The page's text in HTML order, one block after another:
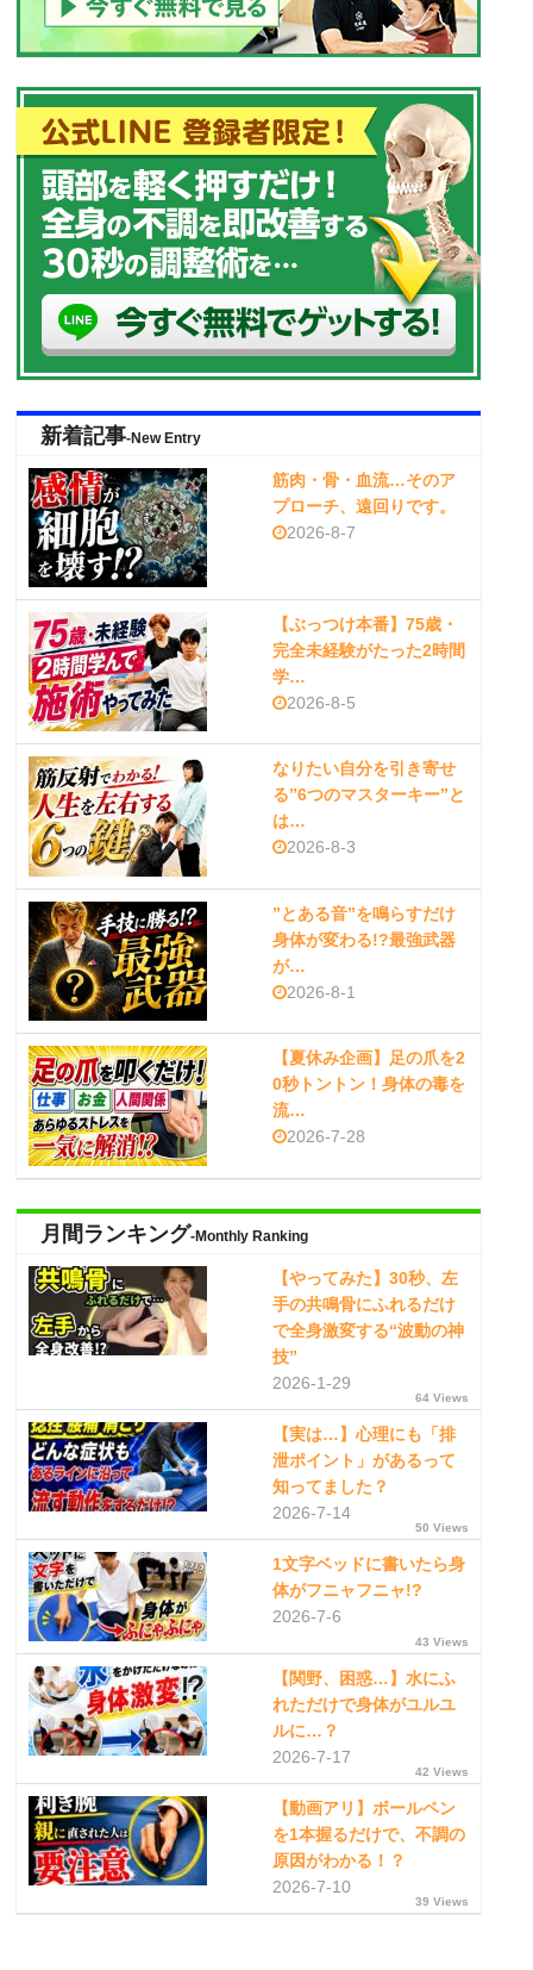
新着記事-New Entry
筋肉・骨・血流…そのア
プローチ、遠回りです。
2026-8-7
【ぶっつけ本番】75歳・
完全未経験がたった2時間
学…
2026-8-5
なりたい自分を引き寄せ
る”6つのマスターキー”と
は…
2026-8-3
”とある音”を鳴らすだけ
身体が変わる!?最強武器
が…
2026-8-1
【夏休み企画】足の爪を2
0秒トントン！身体の毒を
流…
2026-7-28
月間ランキング-Monthly Ranking
【やってみた】30秒、左
手の共鳴骨にふれるだけ
で全身激変する“波動の神
技”
2026-1-29
64 Views
【実は…】心理にも「排
泄ポイント」があるって
知ってました？
2026-7-14
50 Views
1文字ベッドに書いたら身
体がフニャフニャ!?
2026-7-6
43 Views
【関野、困惑…】水にふ
れただけで身体がユルユ
ルに…？
2026-7-17
42 Views
【動画アリ】ボールペン
を1本握るだけで、不調の
原因がわかる！？
2026-7-10
39 Views